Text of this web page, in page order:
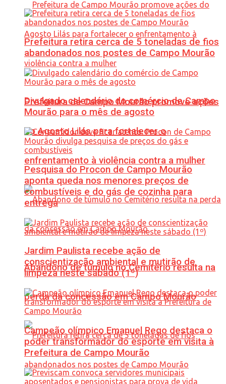
Prefeitura de Campo Mourão promove ações
do Agosto Lilás para fortalecer o
enfrentamento à violência contra a mulher
Abandono de túmulo no Cemitério resulta na
perda da concessão em Campo Mourão
Prefeitura retira cerca de 5 toneladas de fios
abandonados nos postes de Campo Mourão
Divulgado calendário do comércio de Campo
Mourão para o mês de agosto
Pesquisa do Procon de Campo Mourão
aponta queda nos menores preços de
combustíveis e do gás de cozinha para
entrega
Jardim Paulista recebe ação de
conscientização ambiental e mutirão de
limpeza neste sábado (1º)
Campeão olímpico Emanuel Rego destaca o
poder transformador do esporte em visita à
Prefeitura de Campo Mourão